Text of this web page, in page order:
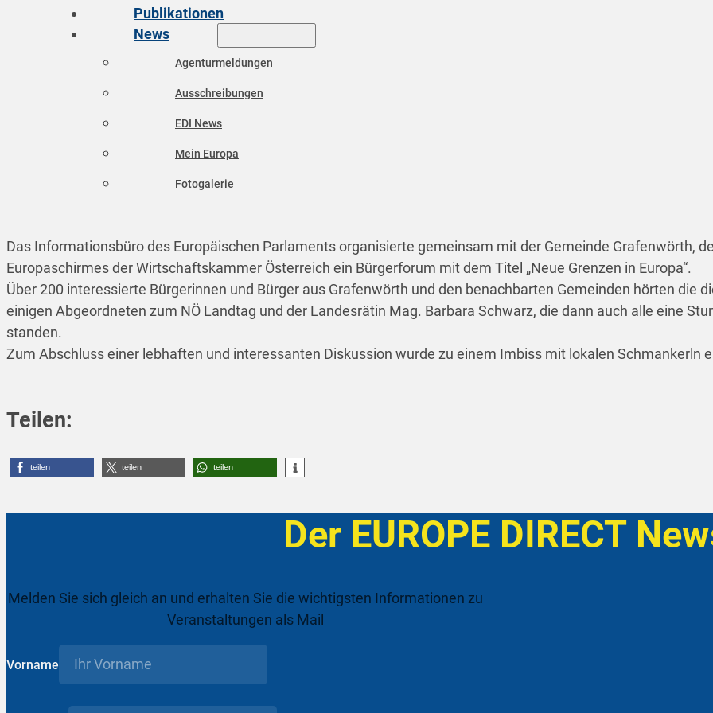
Publikationen
News
Agenturmeldungen
Ausschreibungen
EDI News
Mein Europa
Fotogalerie
Das Informationsbüro des Europäischen Parlaments organisierte gemeinsam mit der Gemeinde Grafenwörth,
Europaschirmes der Wirtschaftskammer Österreich ein Bürgerforum mit dem Titel „Neue Grenzen in Europa“.
Über 200 interessierte Bürgerinnen und Bürger aus Grafenwörth und den benachbarten Gemeinden hörten die
einigen Abgeordneten zum NÖ Landtag und der Landesrätin Mag. Barbara Schwarz, die dann auch alle eine
standen.
Zum Abschluss einer lebhaften und interessanten Diskussion wurde zu einem Imbiss mit lokalen Schmankerln
Teilen:
teilen teilen teilen
Der EUROPE DIRECT
Melden Sie sich gleich an und erhalten Sie die wichtigsten Informationen zu
Veranstaltungen als Mail
Vorname